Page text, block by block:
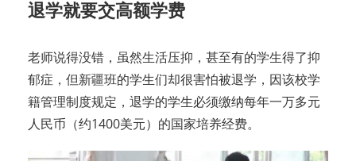
退学就要交高额学费
老师说得没错，虽然生活压抑，甚至有的学生得了抑
郁症，但新疆班的学生们却很害怕被退学，因该校学
籍管理制度规定，退学的学生必须缴纳每年一万多元
人民币（约1400美元）的国家培养经费。